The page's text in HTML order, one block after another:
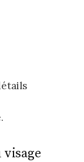
visage